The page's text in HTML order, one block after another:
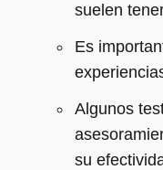
suelen
Es
Algunos
su